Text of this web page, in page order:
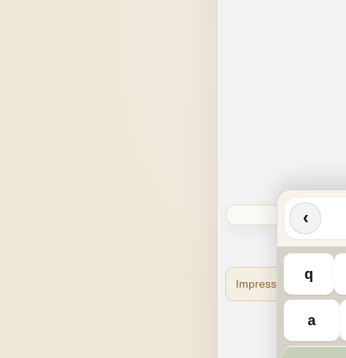
‹
q
a
Impressum